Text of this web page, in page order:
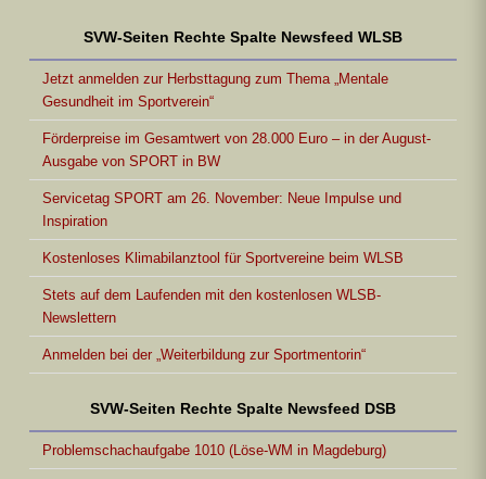
SVW-Seiten Rechte Spalte Newsfeed WLSB
Jetzt anmelden zur Herbsttagung zum Thema „Mentale
Gesundheit im Sportverein“
Förderpreise im Gesamtwert von 28.000 Euro – in der August-
Ausgabe von SPORT in BW
Servicetag SPORT am 26. November: Neue Impulse und
Inspiration
Kostenloses Klimabilanztool für Sportvereine beim WLSB
Stets auf dem Laufenden mit den kostenlosen WLSB-
Newslettern
Anmelden bei der „Weiterbildung zur Sportmentorin“
SVW-Seiten Rechte Spalte Newsfeed DSB
Problemschachaufgabe 1010 (Löse-WM in Magdeburg)